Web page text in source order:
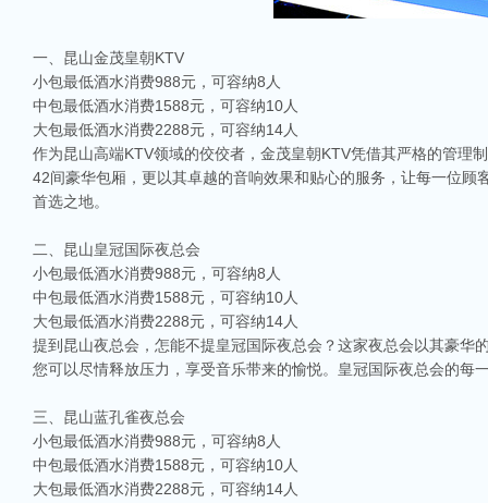
一、昆山金茂皇朝KTV
小包最低酒水消费988元，可容纳8人
中包最低酒水消费1588元，可容纳10人
大包最低酒水消费2288元，可容纳14人
作为昆山高端KTV领域的佼佼者，金茂皇朝KTV凭借其严格的管理
42间豪华包厢，更以其卓越的音响效果和贴心的服务，让每一位
首选之地。
二、昆山皇冠国际夜总会
小包最低酒水消费988元，可容纳8人
中包最低酒水消费1588元，可容纳10人
大包最低酒水消费2288元，可容纳14人
提到昆山夜总会，怎能不提皇冠国际夜总会？这家夜总会以其豪
您可以尽情释放压力，享受音乐带来的愉悦。皇冠国际夜总会的
三、昆山蓝孔雀夜总会
小包最低酒水消费988元，可容纳8人
中包最低酒水消费1588元，可容纳10人
大包最低酒水消费2288元，可容纳14人